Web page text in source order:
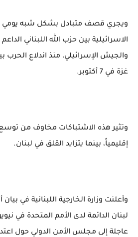
ويجري قصف متبادل بشكل شبه يومي
الاسرائيلية بين حزب الله اللبناني
والجيش الإسرائيلي، منذ اندلاع الحرب
غزة في 7 أكتوبر.
وتثير هذه الاشتباكات مخاوف من
إقليمياً، بينما يتزايد القلق في لبنان.
وأعلنت وزارة الخارجية اللبنانية في
لبنان الدائمة لدى الأمم المتحدة في
عاجلة إلى مجلس الأمن الدولي حول